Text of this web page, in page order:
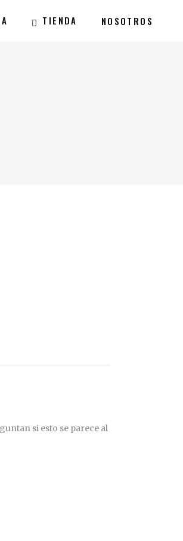
TIENDA NOSOTROS
si esto se parece al